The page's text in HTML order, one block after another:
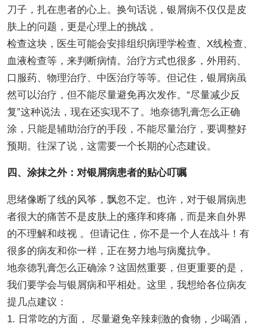
刀子，扎在患者的心上。换句话说，银屑病不仅仅是皮
肤上的问题，更是心理上的挑战 。
检查这块，医生可能会安排组织病理学检查、X线检查、
血液检查等，来判断病情。治疗方式也很多，外用药、
口服药、物理治疗、中医治疗等等。但记住，银屑病虽
然可以治疗，但不能尽量避免再次发作。“尽量减少反
复”这种说法，现在还实现不了。地奈德乳膏怎么正确
涂，只能是辅助治疗的手段，不能尽量治疗，要调整好
预期。往深了说，这需要一个长期的心态建设。
四、涂抹之外：对银屑病患者的贴心叮嘱
思绪像断了线的风筝，飘忽不定。也许，对于银屑病患
者很大的痛苦不是皮肤上的瘙痒和疼痛，而是来自外界
的不理解和歧视 。但请记住，你不是一个人在战斗！有
很多的病友和你一样，正在努力地与病魔抗争。
地奈德乳膏怎么正确涂？这固然重要，但更重要的是，
我们要学会与银屑病和平相处。这里，我想给各位病友
提几点建议：
1. 日常吃的方面， 尽量避免辛辣刺激的食物，少喝酒，